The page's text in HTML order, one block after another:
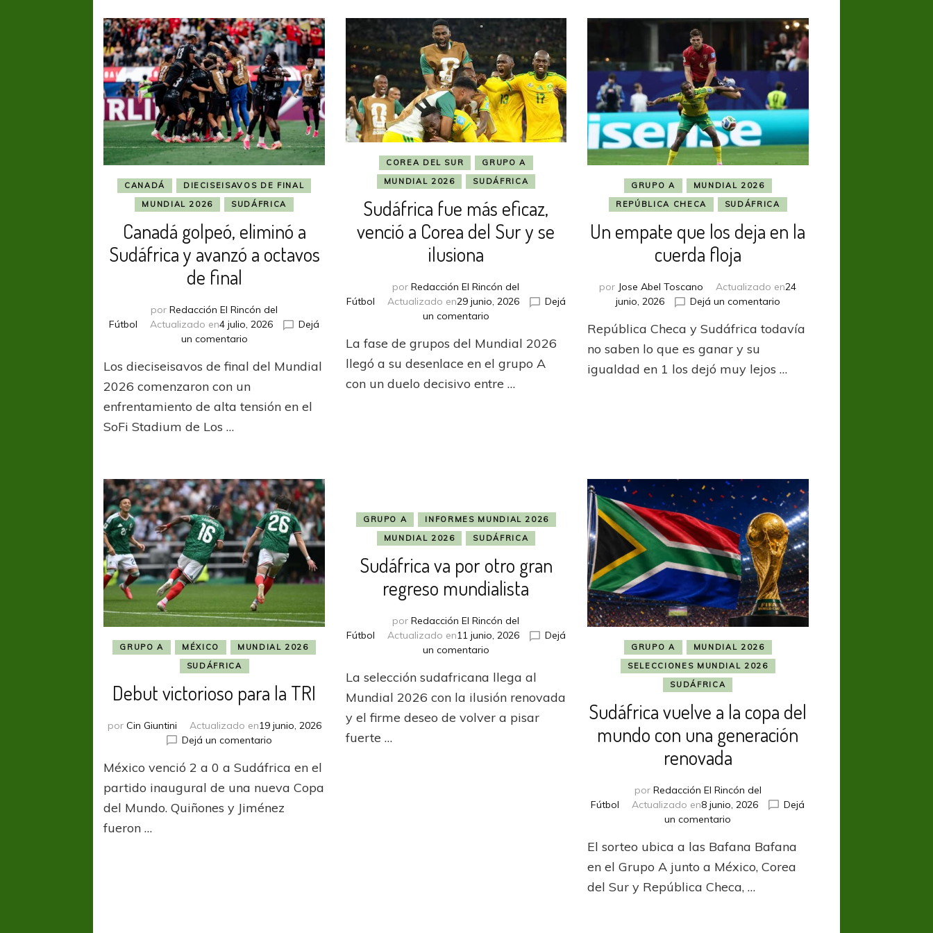
CANADÁ
DIECISEISAVOS DE FINAL
MUNDIAL 2026
SUDÁFRICA
Canadá golpeó, eliminó a
Sudáfrica y avanzó a octavos
de final
porRedacción El Rincón del
Fútbol
Actualizado en4 julio, 2026
Dejá
un comentarioen
golpeó,
eliminó
Sudáfrica
de
final
Los dieciseisavos de final del Mundial
2026 comenzaron con un
enfrentamiento de alta tensión en el
SoFi Stadium de Los …
COREA DEL SUR
GRUPO A
MUNDIAL 2026
SUDÁFRICA
Sudáfrica fue más eficaz,
venció a Corea del Sur y se
ilusiona
porRedacción El Rincón del
Fútbol
Actualizado en29 junio, 2026
Dejá
un comentarioen
fue
más
eficaz,
venció
La fase de grupos del Mundial 2026
llegó a su desenlace en el grupo A
con un duelo decisivo entre …
GRUPO A
MUNDIAL 2026
REPÚBLICA CHECA
SUDÁFRICA
Un empate que los deja en la
cuerda floja
por Jose Abel Toscano Actualizado en24
junio, 2026
Dejá un comentarioen
empate
deja
República Checa y Sudáfrica todavía
no saben lo que es ganar y su
igualdad en 1 los dejó muy lejos …
GRUPO A MÉXICO
MUNDIAL 2026
SUDÁFRICA
Debut victorioso para la TRI
por Cin Giuntini Actualizado en19 junio, 2026
Dejá un comentario
victorioso
TRI
México venció 2 a 0 a Sudáfrica en el
partido inaugural de una nueva Copa
del Mundo. Quiñones y Jiménez
fueron …
GRUPO A
INFORMES MUNDIAL 2026
MUNDIAL 2026
SUDÁFRICA
Sudáfrica va por otro gran
regreso mundialista
porRedacción El Rincón del
Fútbol
Actualizado en11 junio, 2026
Dejá
un comentarioen
va
por
gran
La selección sudafricana llega al
Mundial 2026 con la ilusión renovada
y el firme deseo de volver a pisar
fuerte …
GRUPO A
MUNDIAL 2026
SELECCIONES MUNDIAL 2026
SUDÁFRICA
Sudáfrica vuelve a la copa del
mundo con una generación
renovada
por Redacción El Rincón del
Fútbol
Actualizado en8 junio, 2026
Dejá
un comentario
vuelve
a
copa
El sorteo ubica a las Bafana Bafana
en el Grupo A junto a México, Corea
del Sur y República Checa, …